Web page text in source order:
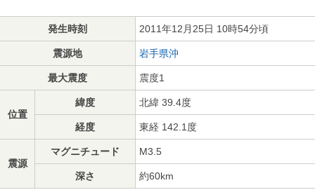
発生時刻 2011年12月25日 10時54分頃
震源地 岩手県沖
最大震度 震度1
位置
緯度 北緯 39.4度
経度 東経 142.1度
震源
マグニチュード M3.5
深さ 約60km